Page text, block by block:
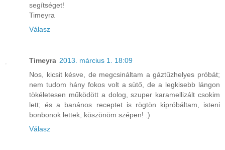
segítséget!
Timeyra
Válasz
Timeyra 2013. március 1. 18:09
Nos, kicsit késve, de megcsináltam a gáztűzhelyes próbát;
nem tudom hány fokos volt a sütő, de a legkisebb lángon
tökéletesen működött a dolog, szuper karamellizált csokim
lett; és a banános receptet is rögtön kipróbáltam, isteni
bonbonok lettek, köszönöm szépen! :)
Válasz